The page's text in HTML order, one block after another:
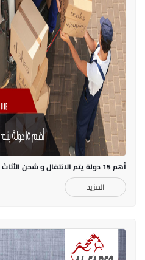
أهم 15 دولة يتم الانتقال و شحن الأثاث اليها من الامارات
المزيد